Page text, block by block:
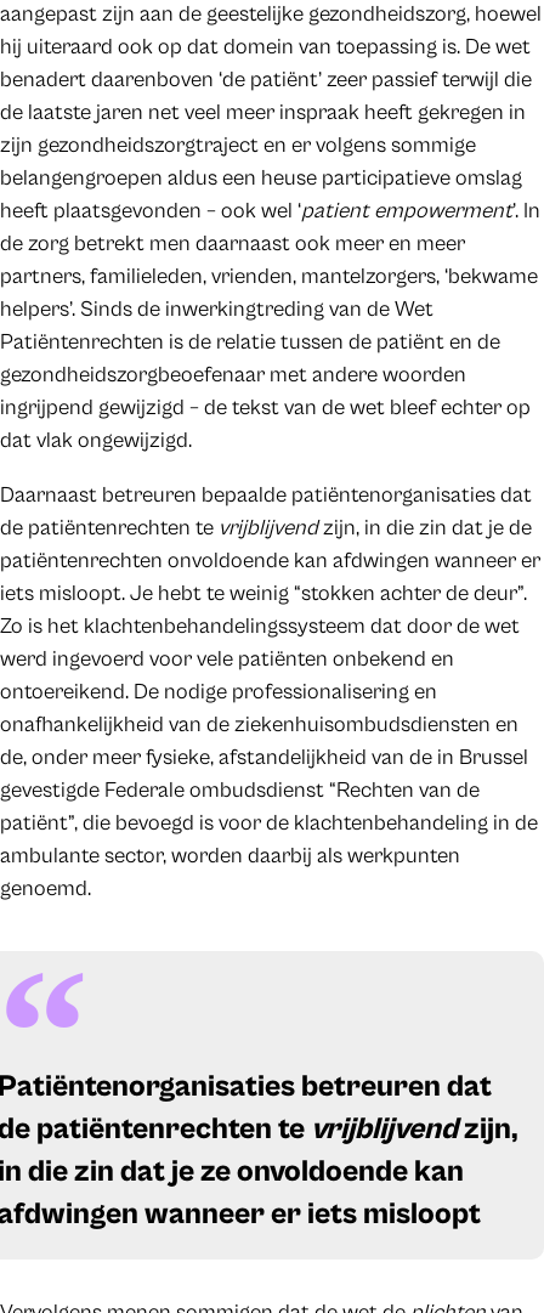
aangepast zijn aan de geestelijke gezondheidszorg, hoewel
hij uiteraard ook op dat domein van toepassing is. De wet
benadert daarenboven ‘de patiënt’ zeer passief terwijl die
de laatste jaren net veel meer inspraak heeft gekregen in
zijn gezondheidszorgtraject en er volgens sommige
belangengroepen aldus een heuse participatieve omslag
heeft plaatsgevonden – ook wel ‘patient empowerment’. In
de zorg betrekt men daarnaast ook meer en meer
partners, familieleden, vrienden, mantelzorgers, ‘bekwame
helpers’. Sinds de inwerkingtreding van de Wet
Patiëntenrechten is de relatie tussen de patiënt en de
gezondheidszorgbeoefenaar met andere woorden
ingrijpend gewijzigd – de tekst van de wet bleef echter op
dat vlak ongewijzigd.
Daarnaast betreuren bepaalde patiëntenorganisaties dat
de patiëntenrechten te vrijblijvendzijn, in die zin dat je de
patiëntenrechten onvoldoende kan afdwingen wanneer er
iets misloopt. Je hebt te weinig “stokken achter de deur”.
Zo is het klachtenbehandelingssysteem dat door de wet
werd ingevoerd voor vele patiënten onbekend en
ontoereikend. De nodige professionalisering en
onafhankelijkheid van de ziekenhuisombudsdiensten en
de, onder meer fysieke, afstandelijkheid van de in Brussel
gevestigde Federale ombudsdienst “Rechten van de
patiënt”, die bevoegd is voor de klachtenbehandeling in de
ambulante sector, worden daarbij als werkpunten
genoemd.
betreuren dat
patiëntenrechten te vrijblijvendzijn,
die zin dat je ze onvoldoende kan
wanneer er iets misloopt